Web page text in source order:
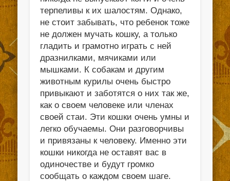
терпеливы к их шалостям. Однако,
не стоит забывать, что ребенок тоже
не должен мучать кошку, а только
гладить и грамотно играть с ней
дразнилками, мячиками или
мышками. К собакам и другим
животным курилы очень быстро
привыкают и заботятся о них так же,
как о своем человеке или членах
своей стаи. Эти кошки очень умны и
легко обучаемы. Они разговорчивы
и привязаны к человеку. Именно эти
кошки никогда не оставят вас в
одиночестве и будут громко
сообщать о каждом своем шаге.